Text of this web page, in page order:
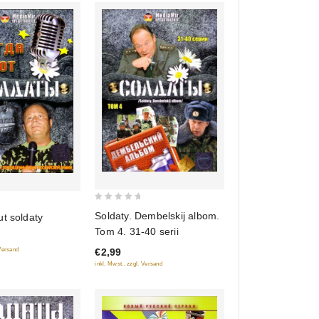
soldaty
of
5
Soldaty. Dembelskij albom.
Tom 4. 31-40 serii
€2,99
inkl. Mwst., zzgl. Versand